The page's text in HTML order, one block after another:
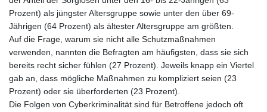
LSL 18.828807
LVL 0.696959
LYD 7.358683
MAD 10.770417
MDL 20.085595
Prozent) als jüngster Altersgruppe sowie unter den über 69-
Jährigen (64 Prozent) als ältester Altersgruppe am größten.
Auf die Frage, warum sie nicht alle Schutzmaßnahmen
verwenden, nannten die Befragten am häufigsten, dass sie sich
bereits recht sicher fühlen (27 Prozent). Jeweils knapp ein Viertel
gab an, dass mögliche Maßnahmen zu kompliziert seien (23
Prozent) oder sie überforderten (23 Prozent).
Die Folgen von Cyberkriminalität sind für Betroffene jedoch oft